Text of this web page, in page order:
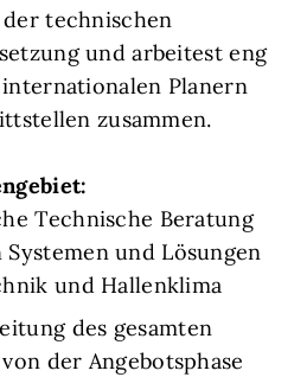
technischen
und arbeitest eng
Planern
zusammen.
Technische Beratung
und Lösungen
und Hallenklima
des gesamten
der Angebotsphase